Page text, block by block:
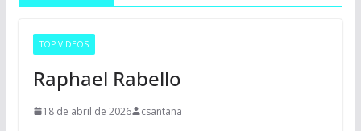
TOP VIDEOS
Raphael Rabello
18 de abril de 2026 csantana